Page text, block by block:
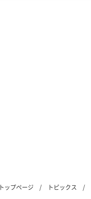
トップページ トピックス